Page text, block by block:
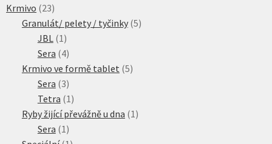
Krmivo 2323
produktů
Granulát/ pelety / tyčinky 55
JBL 11
produkt
Sera 44
produkty
Krmivo ve formě tablet 55
Sera 33
produkty
Tetra 11
produkt
Ryby žijící převážně u dna 11
Sera 11